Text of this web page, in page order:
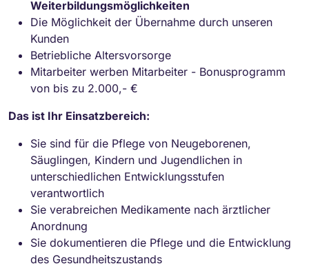
Weiterbildungsmöglichkeiten
Die Möglichkeit der Übernahme durch unseren
Kunden
Betriebliche Altersvorsorge
Mitarbeiter werben Mitarbeiter - Bonusprogramm
von bis zu 2.000,- €
Das ist Ihr Einsatzbereich:
Sie sind für die Pflege von Neugeborenen,
Säuglingen, Kindern und Jugendlichen in
unterschiedlichen Entwicklungsstufen
verantwortlich
Sie verabreichen Medikamente nach ärztlicher
Anordnung
Sie dokumentieren die Pflege und die Entwicklung
des Gesundheitszustands